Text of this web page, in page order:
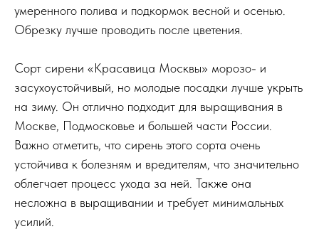
умеренного полива и подкормок весной и осенью.
Обрезку лучше проводить после цветения.
Сорт сирени «Красавица Москвы» морозо- и
засухоустойчивый, но молодые посадки лучше укрыть
на зиму. Он отлично подходит для выращивания в
Москве, Подмосковье и большей части России.
Важно отметить, что сирень этого сорта очень
устойчива к болезням и вредителям, что значительно
облегчает процесс ухода за ней. Также она
несложна в выращивании и требует минимальных
усилий.